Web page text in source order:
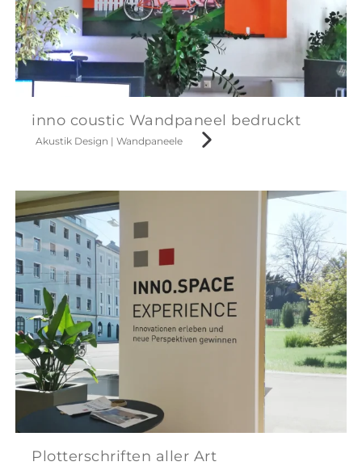
inno coustic Wandpaneel bedruckt
Akustik Design | Wandpaneele
Plotterschriften aller Art